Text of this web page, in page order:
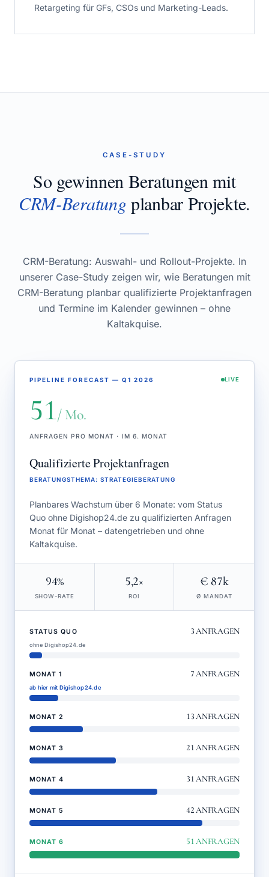
Retargeting für GFs, CSOs und Marketing-Leads.
CASE-STUDY
So gewinnen Beratungen mit
CRM-Beratung planbar Projekte.
CRM-Beratung: Auswahl- und Rollout-Projekte. In
unserer Case-Study zeigen wir, wie Beratungen mit
CRM-Beratung planbar qualifizierte Projektanfragen
und Termine im Kalender gewinnen – ohne
Kaltakquise.
PIPELINE FORECAST — Q1 2026 LIVE
51/ Mo.
ANFRAGEN PRO MONAT · IM 6. MONAT
Qualifizierte Projektanfragen
BERATUNGSTHEMA: STRATEGIEBERATUNG
Planbares Wachstum über 6 Monate: vom Status
Quo ohne Digishop24.de zu qualifizierten Anfragen
Monat für Monat – datengetrieben und ohne
Kaltakquise.
94%
SHOW-RATE
5,2×
ROI
€ 87k
Ø MANDAT
STATUS QUO 3ANFRAGEN
ohne Digishop24.de
MONAT 1 7ANFRAGEN
ab hier mit Digishop24.de
MONAT 2 13ANFRAGEN
MONAT 3 21ANFRAGEN
MONAT 4 31ANFRAGEN
MONAT 5 42ANFRAGEN
MONAT 6 51ANFRAGEN